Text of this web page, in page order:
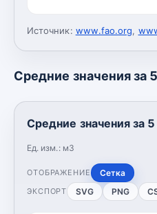
Источник: www.fao.org,
Средние значения за
Средние значения за
Ед. изм.: м3
ОТОБРАЖЕНИЕ Сетка
ЭКСПОРТ SVG PNG